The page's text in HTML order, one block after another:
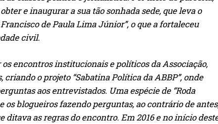
e inaugurar a sua tão sonhada sede, que leva o
de Paula Lima Júnior”, o que a fortaleceu
civil.
encontros institucionais e políticos da Associação,
criando o projeto “Sabatina Política da ABBP”, onde
aos entrevistados. Uma espécie de “Roda
os blogueiros fazendo perguntas, ao contrário de
ditava as regras do encontro. Em 2016 e no início